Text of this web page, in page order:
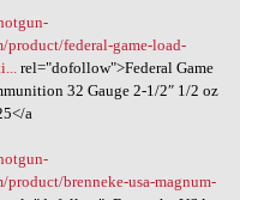
shotgun
product/federal-game-load-
rel="dofollow">Federal Game
32 Gauge 2-1/2″ 1/2 oz
a
product/brenneke-usa-magnum-